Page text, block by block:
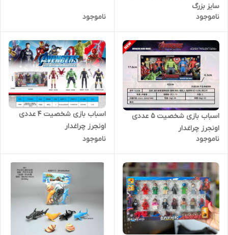
سایز بزرگ
ناموجود
ناموجود
اسباب بازی شخصیت 5 عددی
اونجرز چراغدار
ناموجود
اسباب بازی شخصیت 4 عددی
اونجرز چراغدار
ناموجود